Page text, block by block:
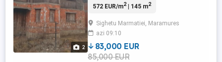
2
ma contactați la telefon.
572 EUR/m2| 145 m2
Sighetu Marmatiei, Maramures
azi 09:10
83,000 EUR
85,000 EUR